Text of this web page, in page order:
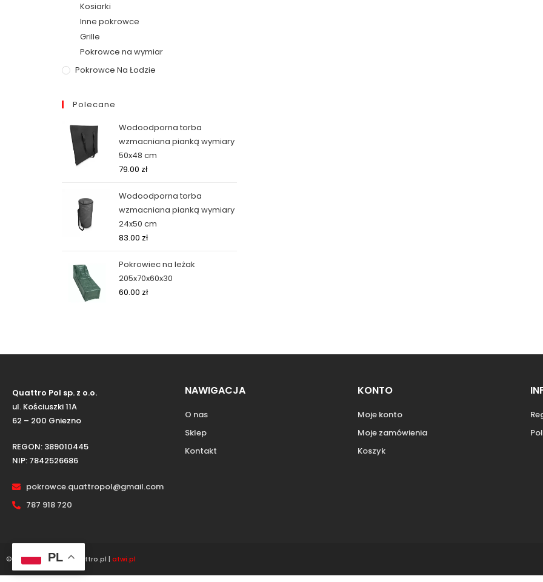
Kosiarki
Inne pokrowce
Grille
Pokrowce na wymiar
Pokrowce Na Łodzie
Polecane
Wodoodporna torba
wzmacniana pianką wymiary
50x48 cm
79.00 zł
Wodoodporna torba
wzmacniana pianką wymiary
24x50 cm
83.00 zł
Pokrowiec na leżak
205x70x60x30
60.00 zł
Quattro Pol sp. z o.o.
ul. Kościuszki 11A
62 – 200 Gniezno
REGON: 389010445
NIP: 7842526686
pokrowce.quattropol@gmail.com
787 918 720
NAWIGACJA
O nas
Sklep
Kontakt
KONTO
Moje konto
Moje zamówienia
Koszyk
© Copyright 2022 Quattro.pl | atwi.pl
PL